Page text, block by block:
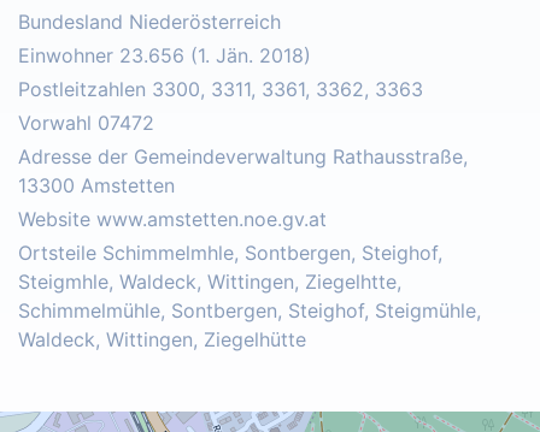
Bundesland Niederösterreich
Einwohner 23.656 (1. Jän. 2018)
Postleitzahlen 3300, 3311, 3361, 3362, 3363
Vorwahl 07472
Adresse der Gemeindeverwaltung Rathausstraße,
13300 Amstetten
Website www.amstetten.noe.gv.at
Ortsteile Schimmelmhle, Sontbergen, Steighof,
Steigmhle, Waldeck, Wittingen, Ziegelhtte,
Schimmelmühle, Sontbergen, Steighof, Steigmühle,
Waldeck, Wittingen, Ziegelhütte